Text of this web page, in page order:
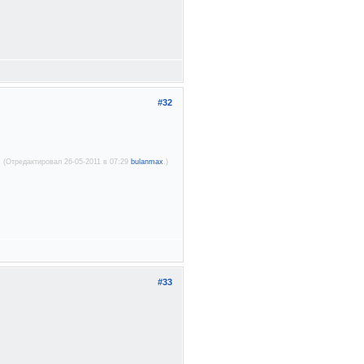
#32
(Отредактировал 26-05-2011 в 07:29 bulanmax.)
#33